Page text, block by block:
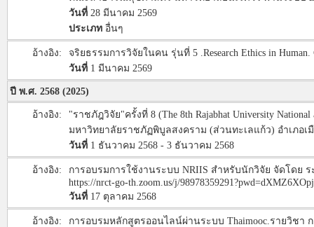
วันที่ 28 มีนาคม 2569
ประเภท อื่นๆ
อ้างอิง:
จริยธรรมการวิจัยในคน รุ่นที่ 5 .Research Ethics in
วันที่ 1 มีนาคม 2569
ปี พ.ศ. 2568 (2025)
อ้างอิง:
"ราชภัฎวิจัย"ครั้งที่ 8 (The 8th Rajabhat University
มหาวิทยาลัยราชภัฏพิบูลสงคราม (ส่วนทะเลแก้ว) อำเภอ
วันที่ 1 ธันวาคม 2568 - 3 ธันวาคม 2568
อ้างอิง:
การอบรมการใช้งานระบบ NRIIS สำหรับนักวิจัย จัดโดย
https://nrct-go-th.zoom.us/j/
วันที่ 17 ตุลาคม 2568
อ้างอิง:
การอบรมหลักสูตรออนไลน์ผ่านระบบ Thaimooc.รายวิช